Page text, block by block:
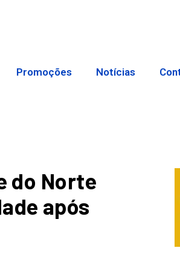
Promoções Notícias
do Norte
após